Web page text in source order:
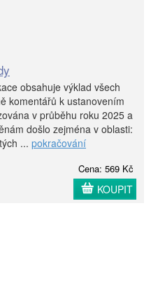
obsahuje výklad všech
komentářů k ustanovením
v průběhu roku 2025 a
došlo zejména v oblasti:
... pokračování
Cena: 569 Kč
KOUPIT